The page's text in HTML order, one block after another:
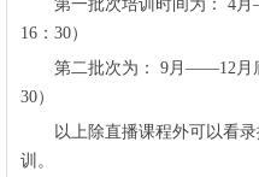
第一批次培训时间为： 4
16：30）
第二批次为： 9月——12月
30）
以上除直播课程外可以看录
训。